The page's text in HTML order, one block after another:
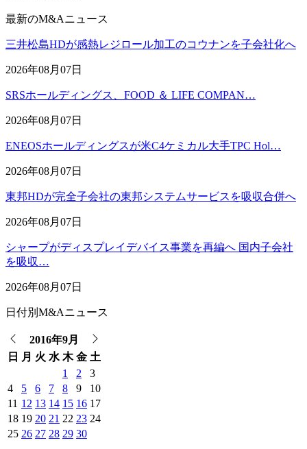
最新のM&Aニュース
三井松島HDが感熱レジロール加工のコウナンを子会社化へ
2026年08月07日
SRSホールディングス、FOOD ＆ LIFE COMPAN…
2026年08月07日
ENEOSホールディングスが米C4ケミカル大手TPC Hol…
2026年08月07日
東邦HDが完全子会社の東邦システムサービスを吸収合併へ
2026年08月07日
シャープがディスプレイデバイス事業を再編へ 国内子会社
を吸収…
2026年08月07日
日付別M&Aニュース
2016年9月
日
月 火 水 木 金 土
1
2
3
4
5 6 7 8 9
10
11 12 13 14 15 16 17
18 19 20 21 22 23 24
25 26 27 28 29 30